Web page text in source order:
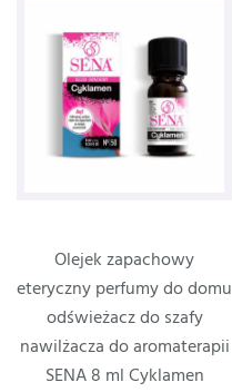
Olejek zapachowy
eteryczny perfumy do domu
odświeżacz do szafy
nawilżacza do aromaterapii
SENA 8 ml Cyklamen